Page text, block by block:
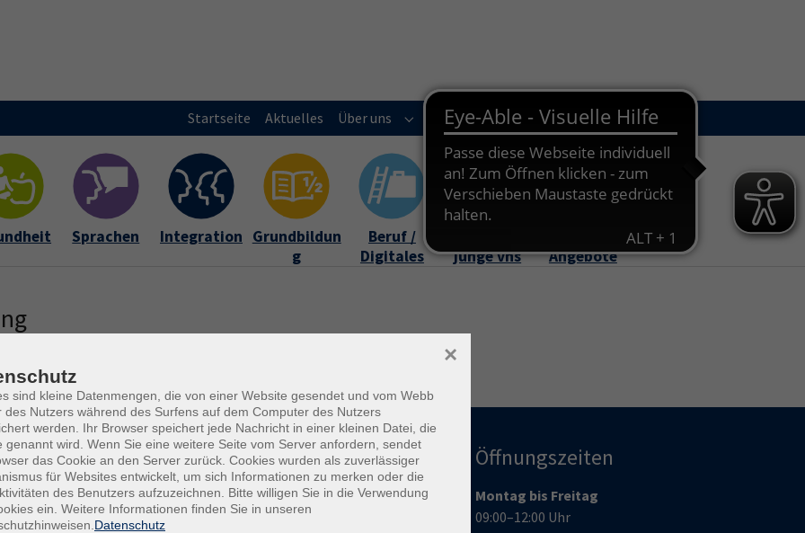
Startseite Aktuelles Über uns Submenu for "Über uns"
Kursleitungen Submenu for "Kursleitungen"
Newsletter Kontakt
Sprachen Integration Grundbildun
g
Beruf /
Digitales
junge vhs
Angebote
schnellstmöglich bearbeiten.
Uhr
Volkshochschule
Ochsenfurt e.V.
Kirchplatz 2
Öffnungszeiten
Montag bis Freitag
09:00–12:00 Uhr
sind kleine Datenmengen, die von einer Website gesendet und vom Webb
des Nutzers während des Surfens auf dem Computer des Nutzers
werden. Ihr Browser speichert jede Nachricht in einer kleinen Datei, die
genannt wird. Wenn Sie eine weitere Seite vom Server anfordern, sendet
das Cookie an den Server zurück. Cookies wurden als zuverlässiger
für Websites entwickelt, um sich Informationen zu merken oder die
des Benutzers aufzuzeichnen. Bitte willigen Sie in die Verwendung
ein. Weitere Informationen finden Sie in unseren
Datenschutz
×